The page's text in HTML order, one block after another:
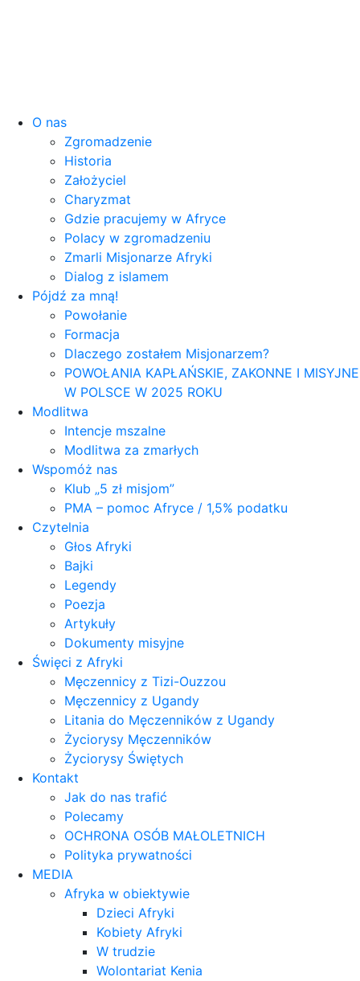
O nas
Zgromadzenie
Historia
Założyciel
Charyzmat
Gdzie pracujemy w Afryce
Polacy w zgromadzeniu
Zmarli Misjonarze Afryki
Dialog z islamem
Pójdź za mną!
Powołanie
Formacja
Dlaczego zostałem Misjonarzem?
POWOŁANIA KAPŁAŃSKIE, ZAKONNE I MISYJNE
W POLSCE W 2025 ROKU
Modlitwa
Intencje mszalne
Modlitwa za zmarłych
Wspomóż nas
Klub „5 zł misjom”
PMA – pomoc Afryce / 1,5% podatku
Czytelnia
Głos Afryki
Bajki
Legendy
Poezja
Artykuły
Dokumenty misyjne
Święci z Afryki
Męczennicy z Tizi-Ouzzou
Męczennicy z Ugandy
Litania do Męczenników z Ugandy
Życiorysy Męczenników
Życiorysy Świętych
Kontakt
Jak do nas trafić
Polecamy
OCHRONA OSÓB MAŁOLETNICH
Polityka prywatności
MEDIA
Afryka w obiektywie
Dzieci Afryki
Kobiety Afryki
W trudzie
Wolontariat Kenia